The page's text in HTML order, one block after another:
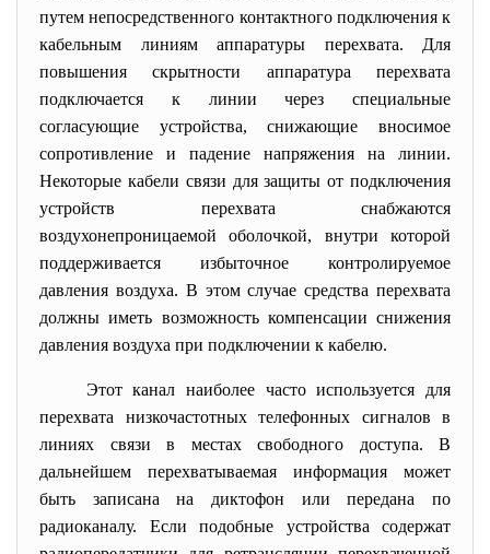
путем непосредственного контактного подключения к
кабельным линиям аппаратуры перехвата. Для
повышения скрытности аппаратура перехвата
подключается к линии через специальные
согласующие устройства, снижающие вносимое
сопротивление и падение напряжения на линии.
Некоторые кабели связи для защиты от подключения
устройств перехвата снабжаются
воздухонепроницаемой оболочкой, внутри которой
поддерживается избыточное контролируемое
давления воздуха. В этом случае средства перехвата
должны иметь возможность компенсации снижения
давления воздуха при подключении к кабелю.
Этот канал наиболее часто используется для
перехвата низкочастотных телефонных сигналов в
линиях связи в местах свободного доступа. В
дальнейшем перехватываемая информация может
быть записана на диктофон или передана по
радиоканалу. Если подобные устройства содержат